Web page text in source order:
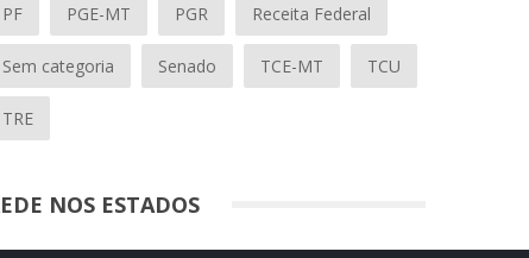
PF PGE-MT PGR Receita Federal
Sem categoria Senado TCE-MT TCU
TRE
NOS ESTADOS